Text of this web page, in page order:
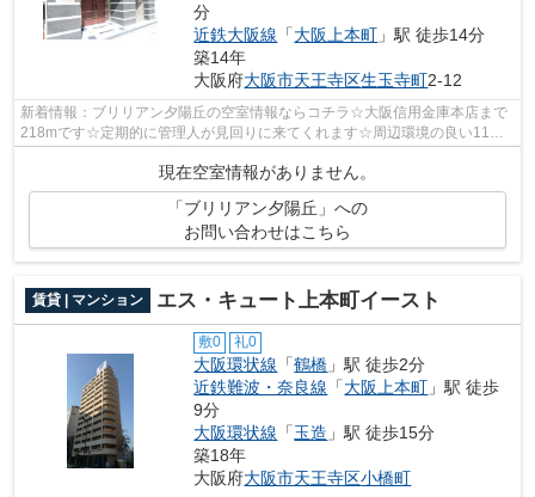
分
近鉄大阪線 「大阪上本町 」駅 徒歩14分
築14年
大阪府大阪市天王寺区生玉寺町2-12
新着情報：ブリリアン夕陽丘の空室情報ならコチラ☆大阪信用金庫本店まで
218mです☆定期的に管理人が見回りに来てくれます☆周辺環境の良い11階
建ての建物です☆大阪市天王寺区や地下鉄谷...
現在空室情報がありません。
「ブリリアン夕陽丘」への
お問い合わせはこちら
賃貸 | マンション エス・キュート上本町イースト
敷0 礼0
大阪環状線 「鶴橋 」駅 徒歩2分
近鉄難波・奈良線 「大阪上本町 」駅 徒歩
9分
大阪環状線 「玉造 」駅 徒歩15分
築18年
大阪府大阪市天王寺区小橋町